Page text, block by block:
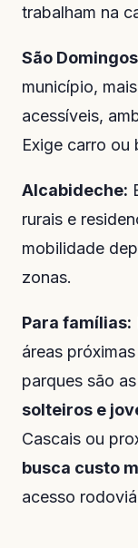
trabalham na
São
município,
acessíveis,
Exige carro ou
Alcabideche:
rurais e
mobilidade
zonas.
Para famílias:
áreas
parques são
solteiros e
Cascais ou
busca custo
acesso